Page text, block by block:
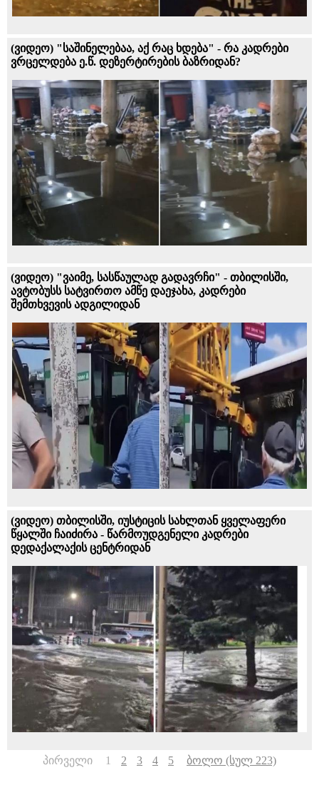
(ვიდეო) "საშინელებაა, აქ რაც ხდება" - რა კადრები
ვრცელდება ე.წ. დეზერტირების ბაზრიდან?
(ვიდეო) "ვაიმე, სასწაულად გადავრჩი" - თბილისში,
ავტობუსს სატვირთო ამწე დაეჯახა, კადრები
შემთხვევის ადგილიდან
(ვიდეო) თბილისში, იუსტიცის სახლთან ყველაფერი
წყალში ჩაიძირა - წარმოუდგენელი კადრები
დედაქალაქის ცენტრიდან
პირველი 1 2 3 4 5 ბოლო (სულ 223)